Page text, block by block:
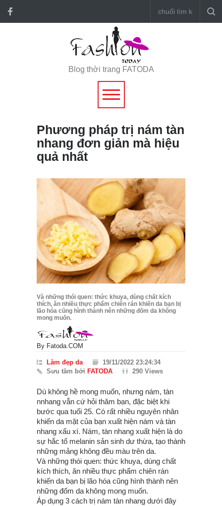
Blog thời trang FATODA
Phương pháp trị nám tàn
nhang đơn giản mà hiệu
quả nhất
Và những thói quen: thức khuya, dùng chất kích
thích, ăn nhiều thực phẩm chiên rán khiến da bạn bị
lão hóa cũng hình thành nên những đốm da không
mong muốn.
By Fatoda.COM
Làm đẹp da
19/11/2022 23:24:34
Sưu tầm bởi FATODA 290 Views
Dù không hề mong muốn, nhưng nám, tàn
nnhang vẫn cứ hỏi thăm bạn, đặc biệt khi
bước qua tuổi 25. Có rất nhiều nguyên nhân
khiến da mặt của bạn xuất hiện nám và tàn
nhang xấu xí. Nám, tàn nhang xuất hiện là do
sự hắc tố melanin sản sinh dư thừa, tạo thành
những mảng không đều màu trên da.
Và những thói quen: thức khuya, dùng chất
kích thích, ăn nhiều thực phẩm chiên rán
khiến da bạn bị lão hóa cũng hình thành nên
những đốm da không mong muốn.
Áp dụng 3 cách trị nám tàn nhang dưới đây